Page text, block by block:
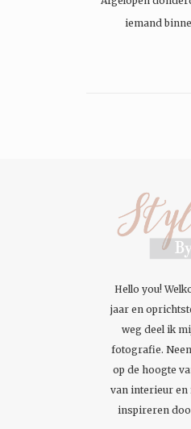
iemand
Hello you!
jaar en
weg deel ik
fotografie.
op de hoogte
van interieur en
inspireren